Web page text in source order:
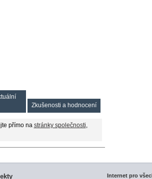
Zkušenosti a hodnocení
přímo na stránky společnosti
Internet pro